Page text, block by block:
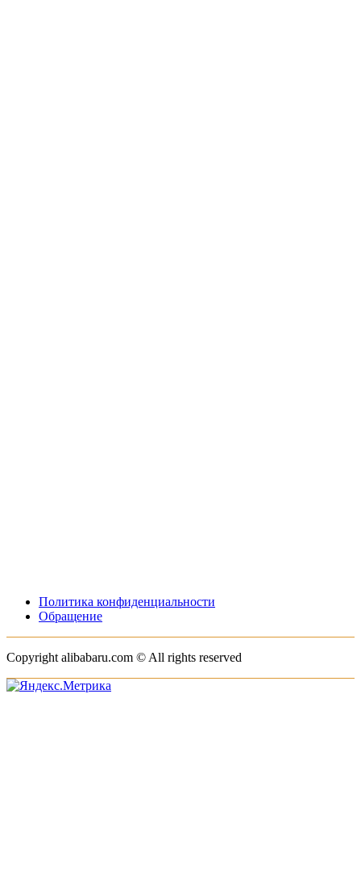
Политика конфиденциальности
Обращение
Copyright alibabaru.com © All rights reserved